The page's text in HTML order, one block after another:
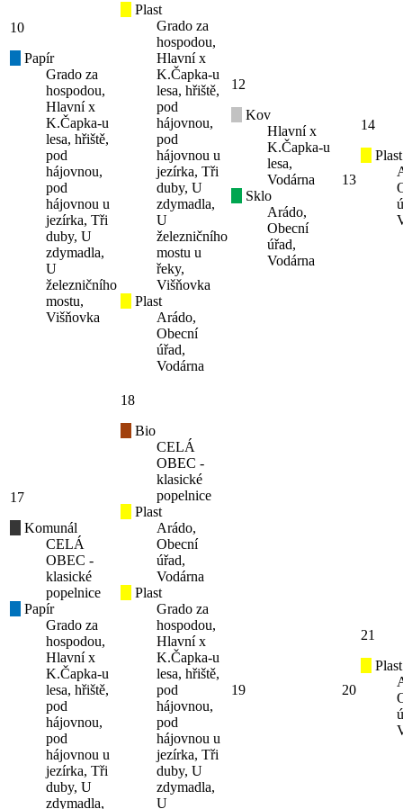
10
Papír
Grado za
hospodou,
Hlavní x
K.Čapka-u
lesa, hřiště,
pod
hájovnou,
pod
hájovnou u
jezírka, Tři
duby, U
zdymadla,
U
železničního
mostu,
Višňovka
Plast
Grado za
hospodou,
Hlavní x
K.Čapka-u
lesa, hřiště,
pod
hájovnou,
pod
hájovnou u
jezírka, Tři
duby, U
zdymadla,
U
železničního
mostu u
řeky,
Višňovka
Plast
Arádo,
Obecní
úřad,
Vodárna
12
Kov
Hlavní x
K.Čapka-u
lesa,
Vodárna
Sklo
Arádo,
Obecní
úřad,
Vodárna
13
14
Plast
17
Komunál
CELÁ
OBEC -
klasické
popelnice
Papír
Grado za
hospodou,
Hlavní x
K.Čapka-u
lesa, hřiště,
pod
hájovnou,
pod
hájovnou u
jezírka, Tři
duby, U
zdymadla,
18
Bio
CELÁ
OBEC -
klasické
popelnice
Plast
Arádo,
Obecní
úřad,
Vodárna
Plast
Grado za
hospodou,
Hlavní x
K.Čapka-u
lesa, hřiště,
pod
hájovnou,
pod
hájovnou u
jezírka, Tři
duby, U
zdymadla,
U
19 20
21
Plast